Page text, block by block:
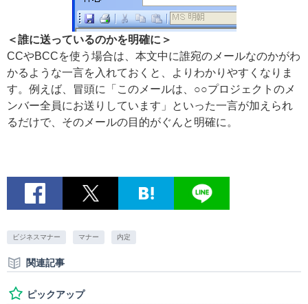
＜誰に送っているのかを明確に＞
CCやBCCを使う場合は、本文中に誰宛のメールなのかがわ
かるような一言を入れておくと、よりわかりやすくなりま
す。例えば、冒頭に「このメールは、○○プロジェクトのメ
ンバー全員にお送りしています」といった一言が加えられ
るだけで、そのメールの目的がぐんと明確に。
ビジネスマナー マナー 内定
関連記事
ピックアップ